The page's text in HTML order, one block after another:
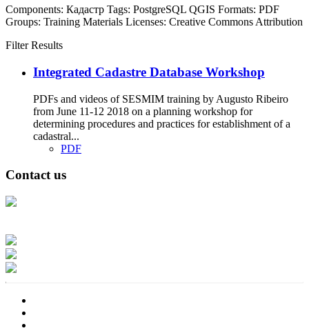
Components: Кадастр Tags: PostgreSQL QGIS Formats: PDF
Groups: Training Materials Licenses: Creative Commons Attribution
Filter Results
Integrated Cadastre Database Workshop
PDFs and videos of SESMIM training by Augusto Ribeiro
from June 11-12 2018 on a planning workshop for
determining procedures and practices for establishment of a
cadastral...
PDF
Contact us